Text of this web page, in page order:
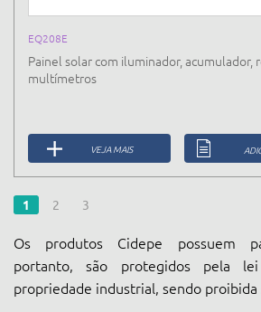
EQ208E
Painel solar com iluminador, acumulador,
multímetros
VEJA MAIS
1 2 3
Os produtos Cidepe possuem
portanto, são protegidos pela
propriedade industrial, sendo proibida